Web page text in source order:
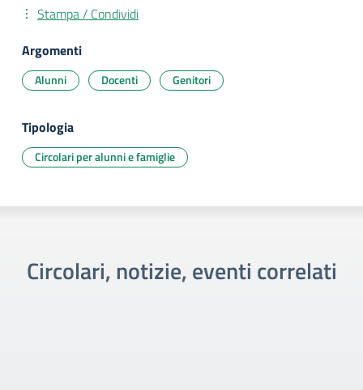
Stampa / Condividi
Argomenti
Alunni Docenti Genitori
Tipologia
Circolari per alunni e famiglie
Circolari, notizie, eventi correlati